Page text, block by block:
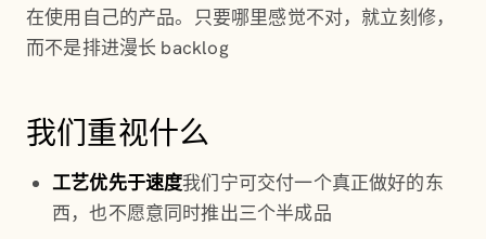
在使用自己的产品。只要哪里感觉不对，就立刻修，
而不是排进漫长 backlog
我们重视什么
工艺优先于速度我们宁可交付一个真正做好的东
西，也不愿意同时推出三个半成品